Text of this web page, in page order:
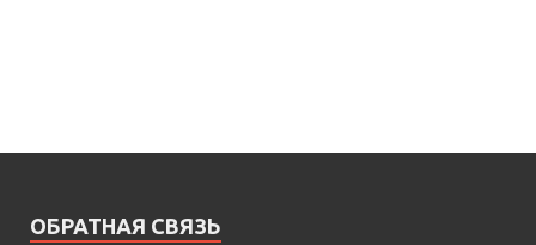
ОБРАТНАЯ СВЯЗЬ